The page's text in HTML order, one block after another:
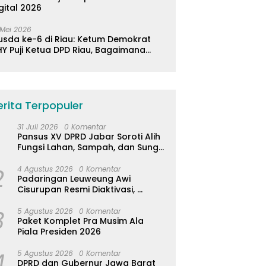
2026
2026
ke-6 di Riau: Ketum Demokrat
Puji Ketua DPD Riau, Bagaimana
Terpopuler
31 Juli 2026 0 Komentar
Pansus XV DPRD Jabar Soroti Alih
Fungsi Lahan, Sampah, dan Sungai
4 Agustus 2026 0 Komentar
Padaringan Leuweung Awi
Cisurupan Resmi Diaktivasi,
Pemberdayaan Warga
5 Agustus 2026 0 Komentar
Paket Komplet Pra Musim Ala
Piala Presiden 2026
5 Agustus 2026 0 Komentar
DPRD dan Gubernur Jawa Barat